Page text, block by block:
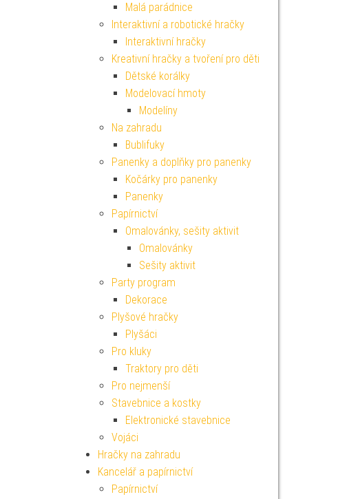
Malá parádnice
Interaktivní a robotické hračky
Interaktivní hračky
Kreativní hračky a tvoření pro děti
Dětské korálky
Modelovací hmoty
Modelíny
Na zahradu
Bublifuky
Panenky a doplňky pro panenky
Kočárky pro panenky
Panenky
Papírnictví
Omalovánky, sešity aktivit
Omalovánky
Sešity aktivit
Party program
Dekorace
Plyšové hračky
Plyšáci
Pro kluky
Traktory pro děti
Pro nejmenší
Stavebnice a kostky
Elektronické stavebnice
Vojáci
Hračky na zahradu
Kancelář a papírnictví
Papírnictví